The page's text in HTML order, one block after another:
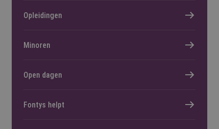
Opleidingen
Minoren
Open dagen
Fontys helpt